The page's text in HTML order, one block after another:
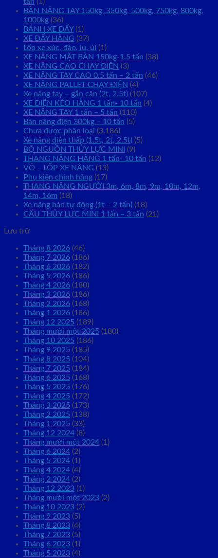
tấn (1)
BÀN NÂNG TAY 150kg, 350kg, 500kg, 750kg, 800kg,
1000kg (36)
BÁNH XE ĐẨY(1)
XE ĐẨY HÀNG (37)
Lốp xe xúc, đào, lu, ủi (1)
XE NÂNG MẶT BÀN 150kg-1.5 tấn (38)
XE NÂNG CAO CHẠY ĐIỆN (3)
XE NÂNG TAY CAO 0.5 tấn – 2 tấn (46)
XE NÂNG PALLET CHẠY ĐIỆN (4)
Xe nâng tay – gắn cân (2t, 2.5t) (107)
XE ĐIỆN KÉO HÀNG 1 tấn- 10 tấn (4)
XE NÂNG TAY 1 tấn – 5 tấn (110)
Bàn nâng điện 300kg – 10 tấn (5)
Chưa được phân loại (3.186)
Xe nâng điện thấp (1.5t, 2t, 2.5t) (5)
BỘ NGUỒN THỦY LỰC MINI
(9)
THANG NÂNG HÀNG 1 tấn- 10 tấn (12)
VỎ – LỐP XE NÂNG (13)
Phụ kiện chính hãng (17)
THANG NÂNG NGƯỜI 3m, 6m, 8m, 9m, 10m, 12m,
14m, 16m (18)
Xe nâng bán tự động (1t – 2 tấn) (18)
CẨU THỦY LỰC MINI 1 tấn – 3 tấn (21)
Lưu trữ
Tháng 8 2026 (46)
Tháng 7 2026 (186)
Tháng 6 2026 (182)
Tháng 5 2026 (186)
Tháng 4 2026 (180)
Tháng 3 2026 (186)
Tháng 2 2026 (168)
Tháng 1 2026 (186)
Tháng 12 2025 (189)
Tháng mười một 2025 (180)
Tháng 10 2025 (186)
Tháng 9 2025 (185)
Tháng 8 2025 (104)
Tháng 7 2025 (184)
Tháng 6 2025 (168)
Tháng 5 2025 (176)
Tháng 4 2025 (172)
Tháng 3 2025 (173)
Tháng 2 2025 (138)
Tháng 1 2025 (33)
Tháng 12 2024 (8)
Tháng mười một 2024 (1)
Tháng 6 2024 (2)
Tháng 5 2024 (1)
Tháng 4 2024 (4)
Tháng 2 2024 (2)
Tháng 12 2023 (1)
Tháng mười một 2023 (2)
Tháng 10 2023 (2)
Tháng 9 2023 (5)
Tháng 8 2023 (4)
Tháng 7 2023 (5)
Tháng 6 2023 (1)
Tháng 5 2023 (4)